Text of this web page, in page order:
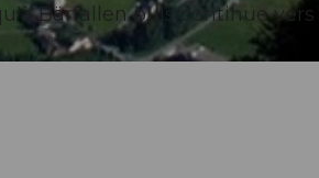
Bärfallen puis continue vers